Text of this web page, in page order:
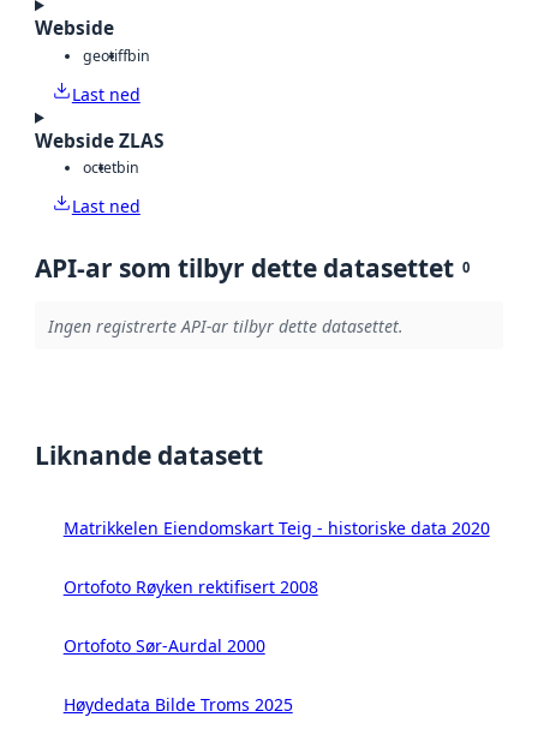
Webside
geotiffbin
Last ned
Webside ZLAS
octetbin
Last ned
API-ar som tilbyr dette datasettet 0
Ingen registrerte API-ar tilbyr dette datasettet.
Liknande datasett
Matrikkelen Eiendomskart Teig - historiske data 2020
Ortofoto Røyken rektifisert 2008
Ortofoto Sør-Aurdal 2000
Høydedata Bilde Troms 2025